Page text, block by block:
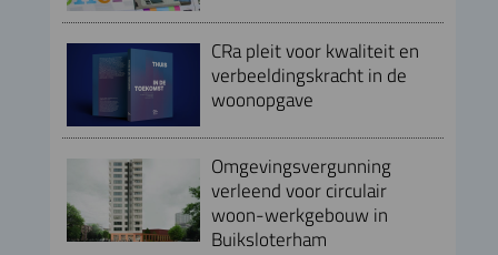
CRa pleit voor kwaliteit en
verbeeldingskracht in de
woonopgave
Omgevingsvergunning
verleend voor circulair
woon-werkgebouw in
Buiksloterham